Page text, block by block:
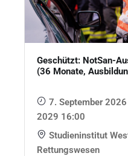
Geschützt: NotSan-
(36 Monate,
7. September
2029 16:00
Studieninstitut
Rettungswesen